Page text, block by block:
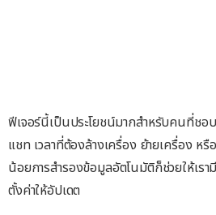
ฟีเจอร์นี้เป็นประโยชน์มากสำหรับคนที่ชอ
แชท เวลาที่ต้องล้างเครื่อง ย้ายเครื่อง ห
น้อยการสำรองข้อมูลอัตโนมัติก็ช่วยให้เรา
ตั้งค่าให้อัปเดต